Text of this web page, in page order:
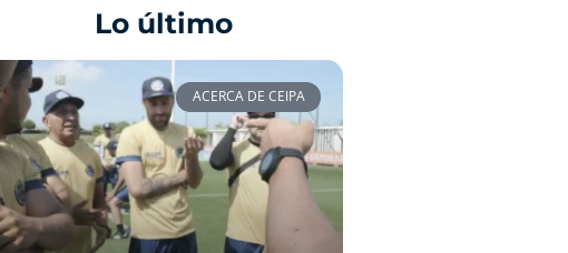
Lo último
ACERCA DE CEIPA